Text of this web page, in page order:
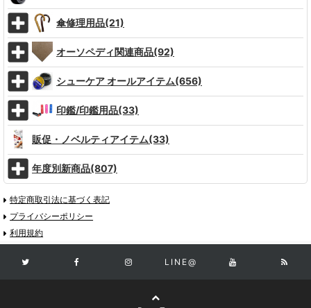
傘修理用品(21)
オーソペディ関連商品(92)
シューケア オールアイテム(656)
印鑑/印鑑用品(33)
販促・ノベルティアイテム(33)
年度別新商品(807)
特定商取引法に基づく表記
プライバシーポリシー
利用規約
LINE@